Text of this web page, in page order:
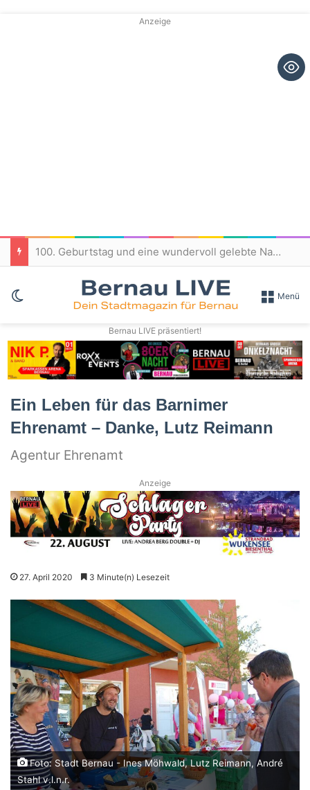
Anzeige
100. Geburtstag und eine wundervoll gelebte Nachbarschaft in Bernau
Skin umschalten Menü
Bernau LIVE präsentiert!
Ein Leben für das Barnimer
Ehrenamt – Danke, Lutz Reimann
Agentur Ehrenamt
Anzeige
27. April 2020 3 Minute(n) Lesezeit
Foto: Stadt Bernau - Ines Möhwald, Lutz Reimann, André
Stahl v.l.n.r.